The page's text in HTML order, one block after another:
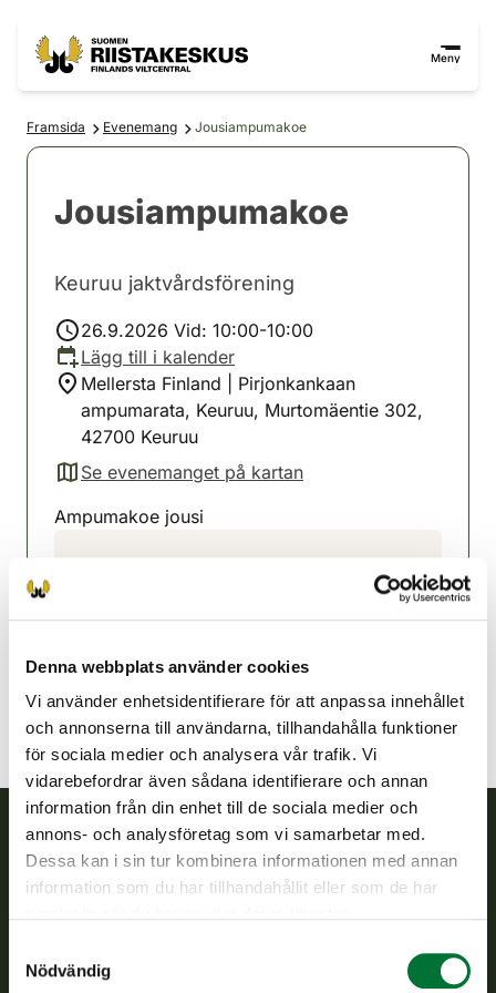
Denna webbplats använder cookies
Vi använder enhetsidentifierare för att anpassa innehållet
och annonserna till användarna, tillhandahålla funktioner
för sociala medier och analysera vår trafik. Vi
vidarebefordrar även sådana identifierare och annan
information från din enhet till de sociala medier och
annons- och analysföretag som vi samarbetar med.
Dessa kan i sin tur kombinera informationen med annan
information som du har tillhandahållit eller som de har
Nödvändig
Meny
Framsida Evenemang Jousiampumakoe
Jousiampumakoe
Keuruu jaktvårdsförening
26.9.2026 Vid: 10:00-10:00
Lägg till i kalender
Mellersta Finland | Pirjonkankaan
ampumarata, Keuruu, Murtomäentie 302,
42700 Keuruu
Se evenemanget på kartan
(avautuu uuteen välilehteen)
Ampumakoe jousi
050 5012786
Finlands viltcentral
verkställs och svarar för de offentliga förvaltningsuppgifter